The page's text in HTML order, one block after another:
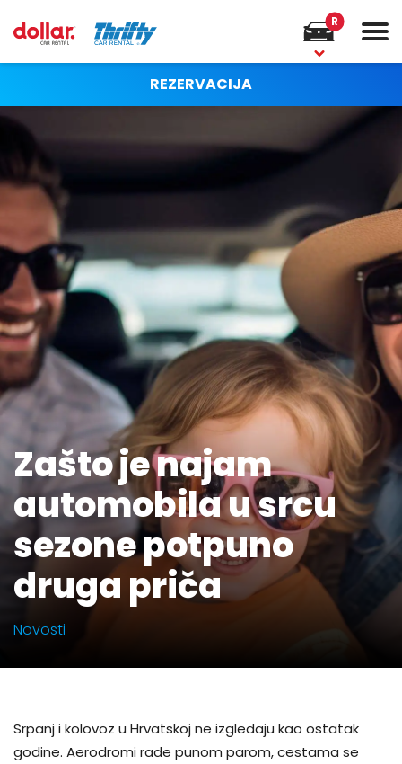
R
REZERVACIJA
Zašto je najam
automobila u srcu
sezone potpuno
druga priča
Novosti
Srpanj i kolovoz u Hrvatskoj ne izgledaju kao ostatak
godine. Aerodromi rade punom parom, cestama se